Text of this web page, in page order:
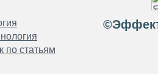
по статьям